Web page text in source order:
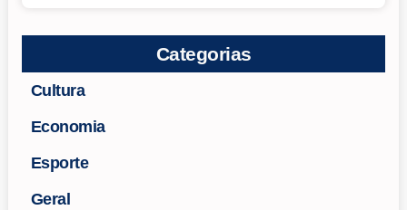
Categorias
Cultura
Economia
Esporte
Geral